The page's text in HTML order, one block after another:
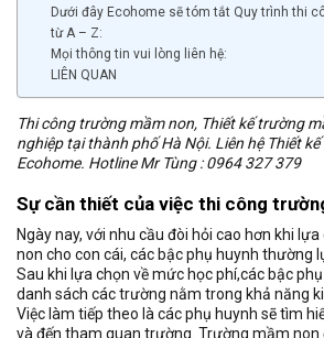
Dưới đây Ecohome sẽ tóm tắt Quy trình thi
từ A – Z:
Mọi thông tin vui lòng liên hệ:
LIÊN QUAN
Thi công trường mầm non, Thiết kế trường
nghiệp tại thành phố Hà Nội. Liên hệ Thiết
Ecohome. Hotline Mr Tùng : 0964 327 379
Sự cần thiết của việc thi công
Ngày nay, với nhu cầu đòi hỏi cao hơn khi
non cho con cái, các bậc phụ huynh thường
Sau khi lựa chọn về mức học phí,các bậc
danh sách các trường nằm trong khả năng
Việc làm tiếp theo là các phụ huynh sẽ tìm
và đến tham quan trường. Trường mầm non